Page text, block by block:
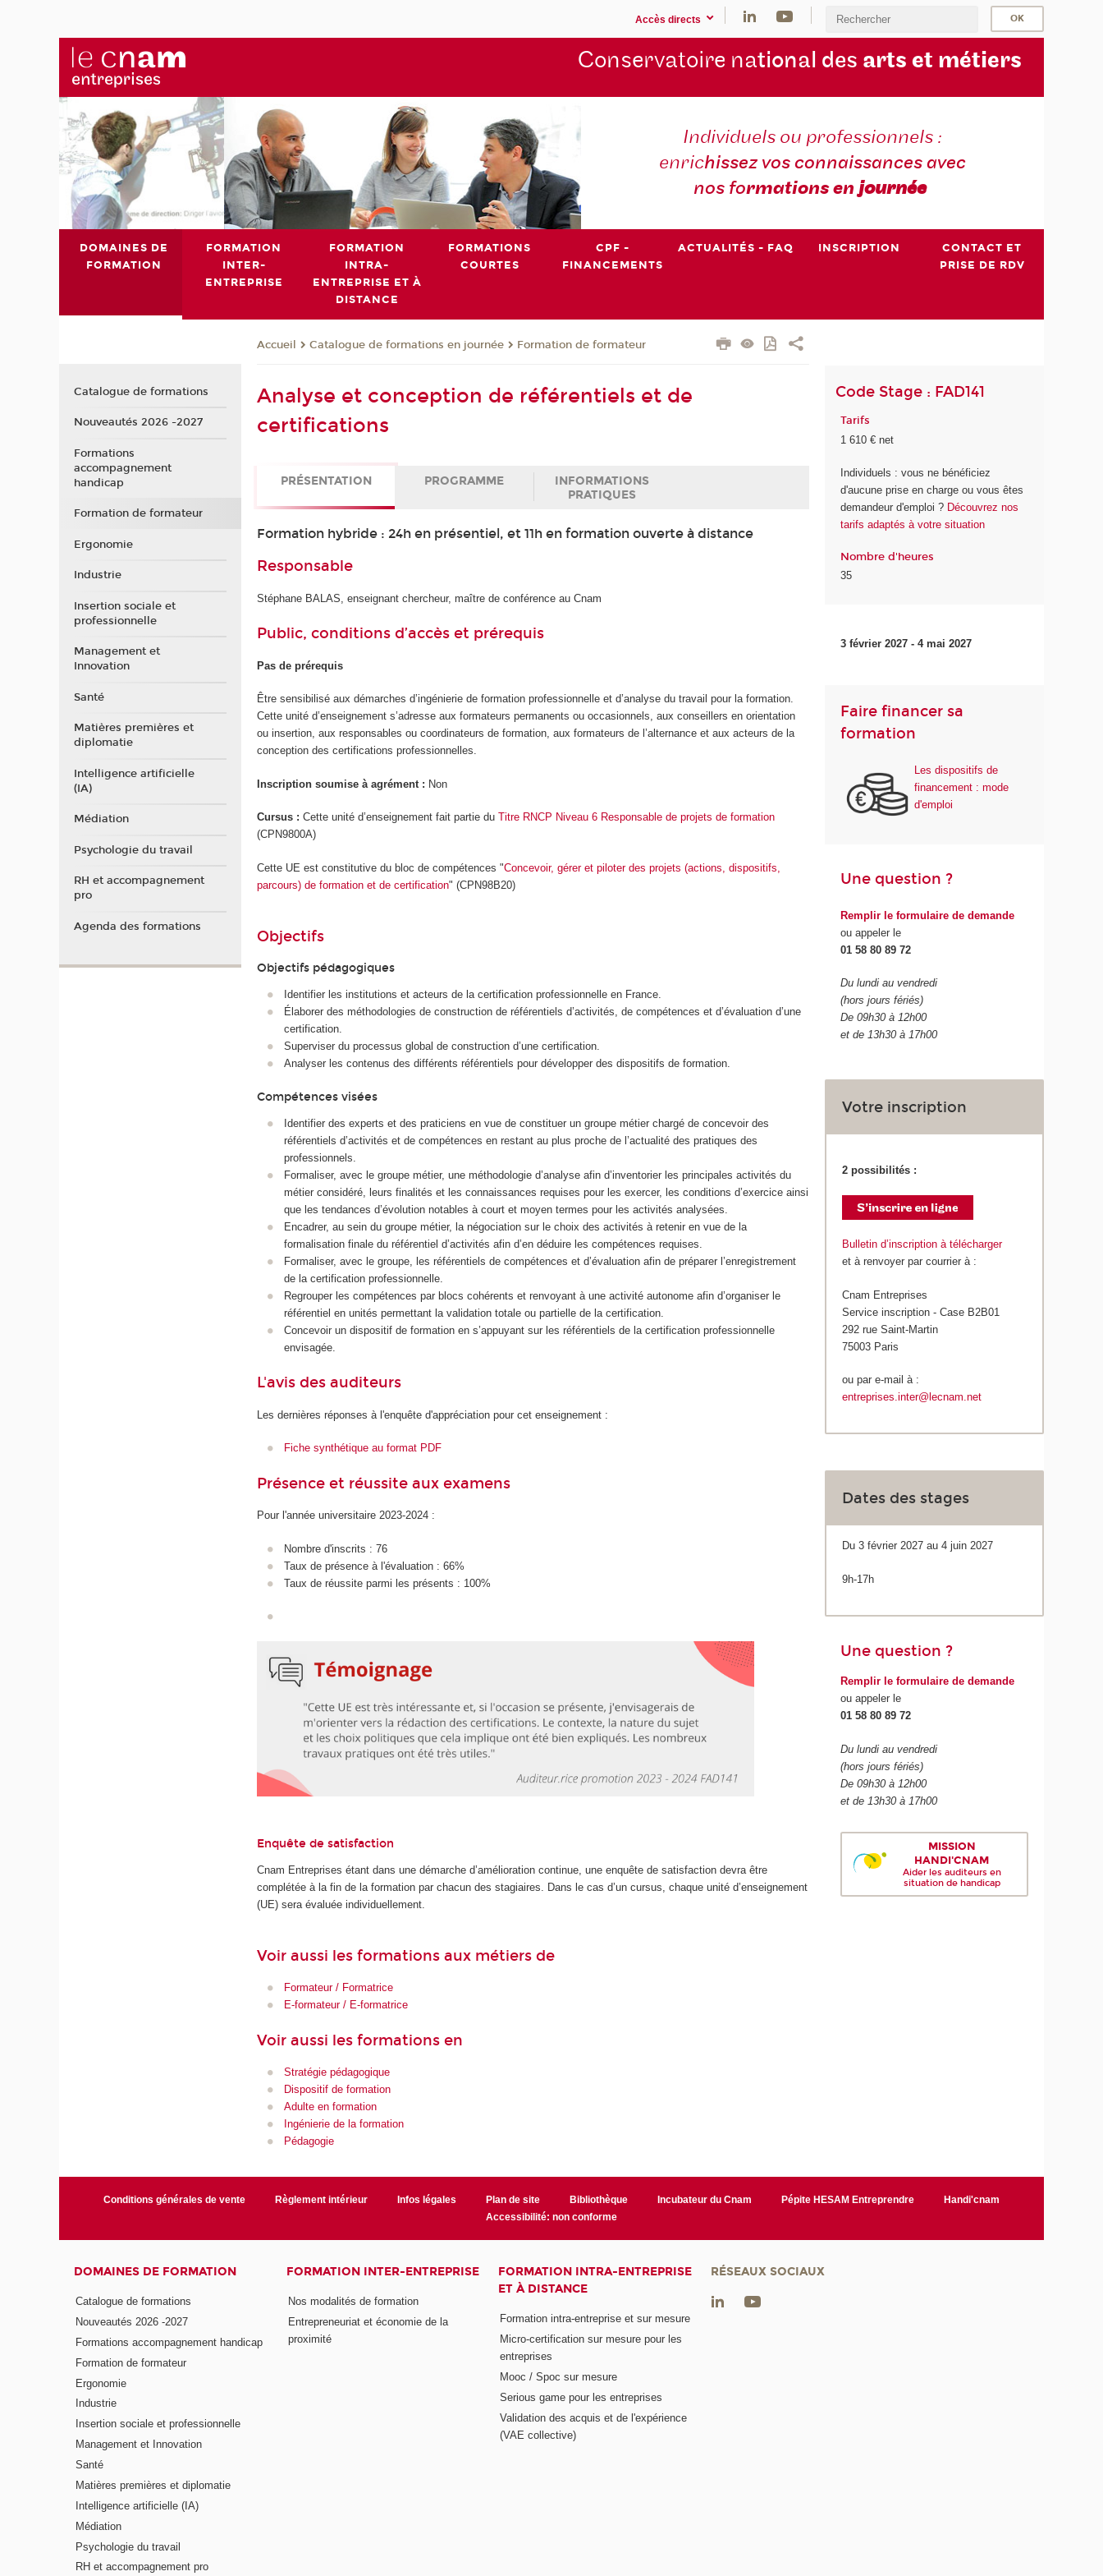
Accès directs
Conservatoire national des arts et métiers
Individuels ou professionnels :
enrichissez vos connaissances avec
nos formations enjournée
DOMAINES DE
FORMATION
FORMATION
INTER-
ENTREPRISE
FORMATION
INTRA-
ENTREPRISE ET À
DISTANCE
FORMATIONS
COURTES
CPF -
FINANCEMENTS
ACTUALITÉS - FAQ INSCRIPTION
CONTACT ET
PRISE DE RDV
Accueil Catalogue de formations en journée Formation de formateur
Analyse et conception de référentiels et de
certifications
PRÉSENTATION PROGRAMME
INFORMATIONS
PRATIQUES
Formation hybride : 24h en présentiel, et 11h en formation ouverte à distance
Responsable
Stéphane BALAS, enseignant chercheur, maître de conférence au Cnam
Public, conditions d’accès et prérequis
Pas de prérequis
Être sensibilisé aux démarches d’ingénierie de formation professionnelle et d’analyse du travail pour la formation.
Cette unité d’enseignement s’adresse aux formateurs permanents ou occasionnels, aux conseillers en orientation
ou insertion, aux responsables ou coordinateurs de formation, aux formateurs de l’alternance et aux acteurs de la
conception des certifications professionnelles.
Inscription soumise à agrément : Non
Cursus :Cette unité d’enseignement fait partie duTitre RNCP Niveau 6 Responsable de projets de formation
(CPN9800A)
Cette UE est constitutive du bloc de compétences "Concevoir, gérer et piloter des projets (actions, dispositifs,
parcours) de formation et de certification" (CPN98B20)
Objectifs
Objectifs pédagogiques
Identifier les institutions et acteurs de la certification professionnelle en France.
Élaborer des méthodologies de construction de référentiels d’activités, de compétences et d’évaluation d’une
certification.
Superviser du processus global de construction d’une certification.
Analyser les contenus des différents référentiels pour développer des dispositifs de formation.
Compétences visées
Identifier des experts et des praticiens en vue de constituer un groupe métier chargé de concevoir des
référentiels d’activités et de compétences en restant au plus proche de l’actualité des pratiques des
professionnels.
Formaliser, avec le groupe métier, une méthodologie d’analyse afin d’inventorier les principales activités du
métier considéré, leurs finalités et les connaissances requises pour les exercer, les conditions d’exercice ainsi
que les tendances d’évolution notables à court et moyen termes pour les activités analysées.
Encadrer, au sein du groupe métier, la négociation sur le choix des activités à retenir en vue de la
formalisation finale du référentiel d’activités afin d’en déduire les compétences requises.
Formaliser, avec le groupe, les référentiels de compétences et d’évaluation afin de préparer l’enregistrement
de la certification professionnelle.
Regrouper les compétences par blocs cohérents et renvoyant à une activité autonome afin d’organiser le
référentiel en unités permettant la validation totale ou partielle de la certification.
Concevoir un dispositif de formation en s’appuyant sur les référentiels de la certification professionnelle
envisagée.
L'avis des auditeurs
Les dernières réponses à l'enquête d'appréciation pour cet enseignement :
Fiche synthétique au format PDF
Présence et réussite aux examens
Pour l'année universitaire 2023-2024 :
Nombre d'inscrits : 76
Taux de présence à l'évaluation : 66%
Taux de réussite parmi les présents : 100%
Enquête de satisfaction
Cnam Entreprises étant dans une démarche d’amélioration continue, une enquête de satisfaction devra être
complétée à la fin de la formation par chacun des stagiaires. Dans le cas d’un cursus, chaque unité d’enseignement
(UE) sera évaluée individuellement.
Voir aussi les formations aux métiers de
Formateur / Formatrice
E-formateur / E-formatrice
Voir aussi les formations en
Stratégie pédagogique
Dispositif de formation
Adulte en formation
Ingénierie de la formation
Pédagogie
Code Stage : FAD141
Tarifs
1 610 € net
Individuels : vous ne bénéficiez
d'aucune prise en charge ou vous êtes
demandeur d'emploi ? Découvrez nos
tarifs adaptés à votre situation
Nombre d'heures
35
3 février 2027 - 4 mai 2027
Faire financer sa
formation
Les dispositifs de
financement : mode
d'emploi
Une question ?
Remplir le formulaire de demande
ou appeler le
01 58 80 89 72
Du lundi au vendredi
(hors jours fériés)
De 09h30 à 12h00
et de 13h30 à 17h00
Votre inscription
2 possibilités :
Bulletin d’inscription à télécharger
et à renvoyer par courrier à :
Cnam Entreprises
Service inscription - Case B2B01
292 rue Saint-Martin
75003 Paris
ou par e-mail à :
entreprises.inter@lecnam.net
Dates des stages
Du 3 février 2027 au 4 juin 2027
9h-17h
Une question ?
Remplir le formulaire de demande
ou appeler le
01 58 80 89 72
Du lundi au vendredi
(hors jours fériés)
De 09h30 à 12h00
et de 13h30 à 17h00
MISSION
HANDI'CNAM
Aider les auditeurs en
situation de handicap
Catalogue de formations
Nouveautés 2026 -2027
Formations
accompagnement
handicap
Formation de formateur
Ergonomie
Industrie
Insertion sociale et
professionnelle
Management et
Innovation
Santé
Matières premières et
diplomatie
Intelligence artificielle
(IA)
Médiation
Psychologie du travail
RH et accompagnement
pro
Agenda des formations
Conditions générales de vente Règlement intérieur Infos légales Plan de site Bibliothèque Incubateur du Cnam Pépite HESAM Entreprendre
Handi'cnam
Accessibilité: non conforme
DOMAINES DE FORMATION
Catalogue de formations
Nouveautés 2026 -2027
Formations accompagnement handicap
Formation de formateur
Ergonomie
Industrie
Insertion sociale et professionnelle
Management et Innovation
Santé
Matières premières et diplomatie
Intelligence artificielle (IA)
Médiation
Psychologie du travail
RH et accompagnement pro
FORMATION INTER-ENTREPRISE
Nos modalités de formation
Entrepreneuriat et économie de la
proximité
FORMATION INTRA-ENTREPRISE
ET À DISTANCE
Formation intra-entreprise et sur mesure
Micro-certification sur mesure pour les
entreprises
Mooc / Spoc sur mesure
Serious game pour les entreprises
Validation des acquis et de l'expérience
(VAE collective)
RÉSEAUX SOCIAUX